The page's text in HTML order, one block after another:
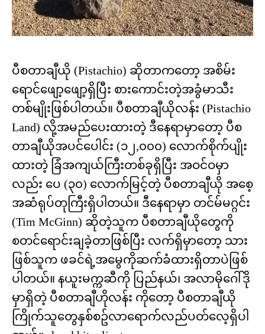
ပီစတာချီယို (Pistachio) ဆိုတာကတော့ အစိမ်း
ရောင်ဖျော့ဖျော့ရှိပြီး စားကောင်းတဲ့အခွံမာသီး
တစ်မျိုးဖြစ်ပါတယ်။ ပီစတာချီယိုလန်း (Pistachio
Land) လို့အမည်ပေးထားတဲ့ ဒီနေရာမှာတော့ ပီစ
တာချီယိုအပင်ပေါင်း (၁၂,၀၀၀) လောက်စိုက်ပျိုး
ထားတဲ့ ခြံအကျယ်ကြီးတစ်ခုရှိပြီး အဝင်ဝမှာ
လည်း ပေ (၃၀) လောက်မြင့်တဲ့ ပီစတာချီယို အစေ့
အဆံရုပ်တုကြီးရှိပါတယ်။ ဒီနေရာမှာ တင်မ်မဂ္ဂင်း
(Tim McGinn) ဆိုတဲ့သူက ပီစတာချီယိုတွေကို
စတင်ရောင်းချခဲ့တာဖြစ်ပြီး လက်ရှိမှာတော့ သား
ဖြစ်သူက ဖခင်ရဲ့အမွေကိုဆက်ခံထားရှိတာပဲဖြစ်
ပါတယ်။ နယူးမက္ကဆီကို ပြည်နယ်၊ အလာမိုဂေါ်ဒို
မှာရှိတဲ့ ပီစတာချီဟိုလန်း ကိုတော့ ပီစတာချီယို
ကြိုက်သူတွေနှစ်စဥ်လာရောက်လည်ပတ်လေ့ရှိပါ